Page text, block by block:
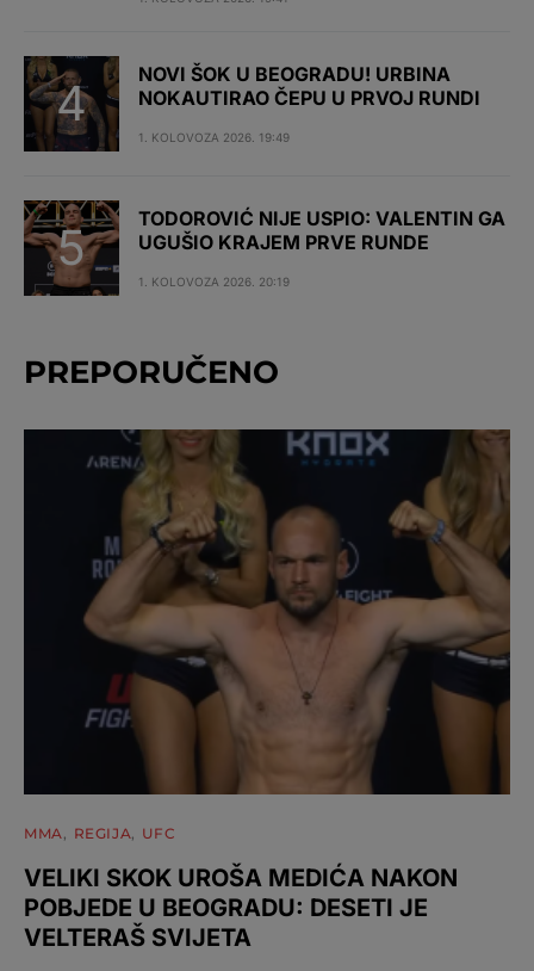
NOVI ŠOK U BEOGRADU! URBINA
NOKAUTIRAO ČEPU U PRVOJ RUNDI
1. KOLOVOZA 2026. 19:49
TODOROVIĆ NIJE USPIO: VALENTIN GA
UGUŠIO KRAJEM PRVE RUNDE
1. KOLOVOZA 2026. 20:19
PREPORUČENO
MMA REGIJA UFC
VELIKI SKOK UROŠA MEDIĆA NAKON
POBJEDE U BEOGRADU: DESETI JE
VELTERAŠ SVIJETA